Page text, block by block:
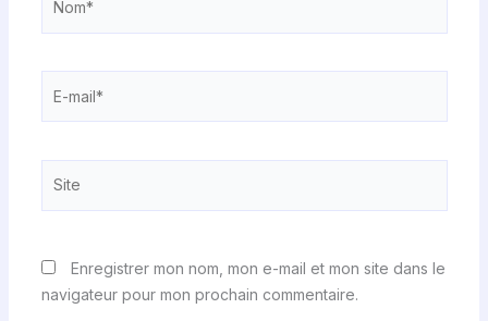
mail*
Enregistrer mon nom, mon e-mail et mon site dans le
navigateur pour mon prochain commentaire.